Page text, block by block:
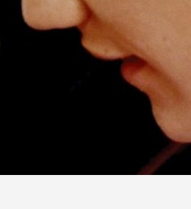
medlemskap